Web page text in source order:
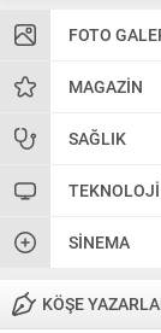
FOTO
MAGAZIN
SAĞLIK
TEKNOLOJI
SINEMA
KÖŞE